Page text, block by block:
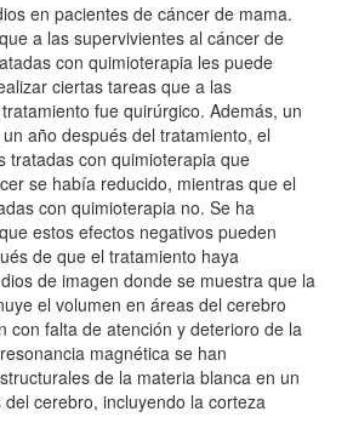
en pacientes de cáncer de mama.
a las supervivientes al cáncer de
con quimioterapia les puede
ciertas tareas que a las
fue quirúrgico. Además, un
año después del tratamiento, el
tratadas con quimioterapia que
se había reducido, mientras que el
con quimioterapia no. Se ha
estos efectos negativos pueden
de que el tratamiento haya
de imagen donde se muestra que la
el volumen en áreas del cerebro
con falta de atención y deterioro de la
magnética se han
de la materia blanca en un
cerebro, incluyendo la corteza